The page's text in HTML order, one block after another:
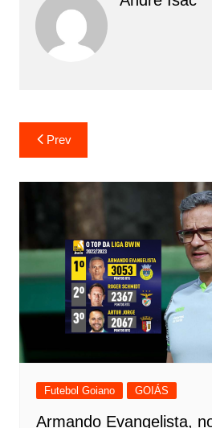
Prev
Futebol Goiano GOIÁS
Armando Evangelista,